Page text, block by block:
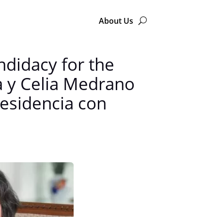
About Us
for the
Celia Medrano
con